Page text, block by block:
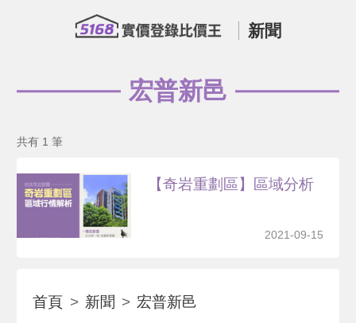
新聞
宏普新邑
共有 1 筆
【奇岩重劃區】區域分析
2021-09-15
首頁 新聞 宏普新邑